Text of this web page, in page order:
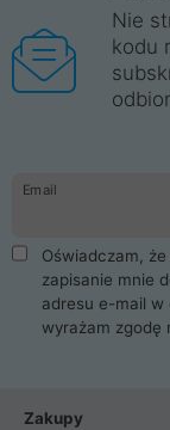
Nie
kodu
Email
Oświadczam,
zapisanie mnie
adresu e-mail w
wyrażam zgodę
Zakupy